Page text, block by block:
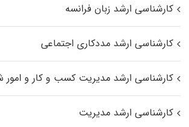
کارشناسی ارشد زبان فرانسه
کارشناسی ارشد مددکاری اجتماعی
کارشناسی ارشد مدیریت کسب و کار و امور
کارشناسی ارشد مدیریت